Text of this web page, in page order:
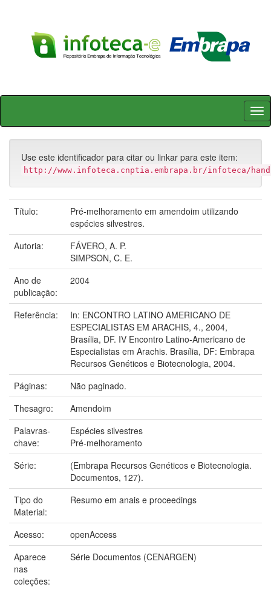
Skip
Use este identificador para citar ou linkar para este item:
http://www.infoteca.cnptia.embrapa.br/infoteca/
Título:
Pré-melhoramento em amendoim utilizando
espécies silvestres.
Autoria:
FÁVERO, A. P.
SIMPSON, C. E.
Ano de
publicação:
2004
Referência:
In: ENCONTRO LATINO AMERICANO DE
ESPECIALISTAS EM ARACHIS, 4., 2004,
Brasília, DF. IV Encontro Latino-Americano de
Especialistas em Arachis. Brasília, DF: Embrapa
Recursos Genéticos e Biotecnologia, 2004.
Páginas:
Não paginado.
Thesagro:
Amendoim
Palavras-
chave:
Espécies silvestres
Pré-melhoramento
Série:
(Embrapa Recursos Genéticos e Biotecnologia.
Documentos, 127).
Tipo do
Material:
Resumo em anais e proceedings
Acesso:
openAccess
Aparece
nas
coleções:
Série Documentos (CENARGEN)